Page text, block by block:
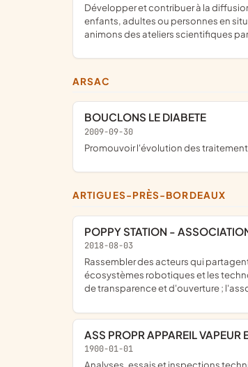
développer et contribuer à la diffusion des connaissances et des méthodes de recherche de l'archéologie et de l'anthropologie. Sa priorité est de rendre accessible à tous ;
enfants, adultes ou personnes en
animons des ateliers scientifiques
ARSAC
BOUCLONS LE DIABETE
2009-09-30
promouvoir l'évolution des
ARTIGUES-PRÈS-BORDEAUX
POPPY STATION -
2018-08-03
rassembler des acteurs qui partagent une vision commune la robotique est une chance quand elle est maîtrisée et mise au service de l'homme ; développer et préserver les
écosystèmes robotiques et les
de transparence et d'ouverture ;
ASS PROPR APPAREIL VAPEUR
1900-01-01